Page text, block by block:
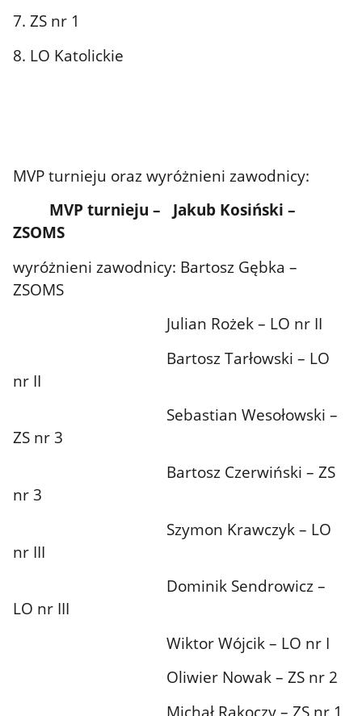
7. ZS nr 1
8. LO Katolickie
MVP turnieju oraz wyróżnieni zawodnicy:
MVP turnieju – Jakub Kosiński –
ZSOMS
wyróżnieni zawodnicy: Bartosz Gębka –
ZSOMS
Julian Rożek – LO nr II
Bartosz Tarłowski – LO
nr II
Sebastian Wesołowski –
ZS nr 3
Bartosz Czerwiński – ZS
nr 3
Szymon Krawczyk – LO
nr III
Dominik Sendrowicz –
LO nr III
Wiktor Wójcik – LO nr I
Oliwier Nowak – ZS nr 2
Michał Rakoczy – ZS nr 1